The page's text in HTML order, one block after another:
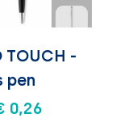
TOUCH -
pen
0,26